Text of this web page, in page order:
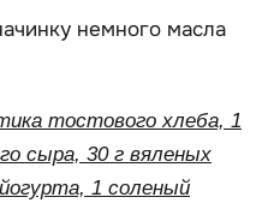
немного масла
тостового хлеба, 1
сыра, 30 г вяленых
1 соленый